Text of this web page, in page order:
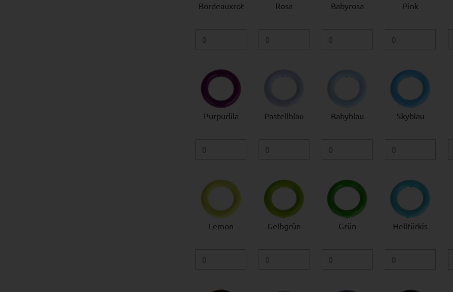
Bordeauxrot Rosa Babyrosa Pink
Purpurlila Pastellblau Babyblau Skyblau
Lemon Gelbgrün Grün Helltürkis